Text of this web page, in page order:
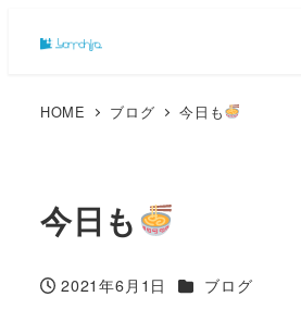
HOME ブログ 今日も
今日も
投稿日
2021年6月1日 カテゴリー
ブログ